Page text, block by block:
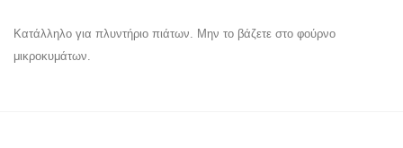
Κατάλληλο για πλυντήριο πιάτων. Μην το βάζετε στο φούρνο
μικροκυμάτων.